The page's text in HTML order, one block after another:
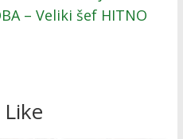
– Veliki šef HITNO